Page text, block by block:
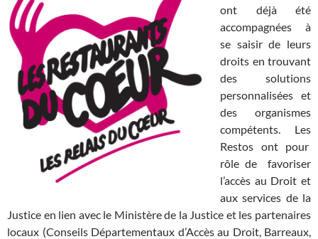
ont déjà été
accompagnées à
se saisir de leurs
droits en trouvant
des solutions
personnalisées et
des organismes
compétents. Les
Restos ont pour
rôle de favoriser
l’accès au Droit et
aux services de la
Justice en lien avec le Ministère de la Justice et les partenaires
locaux (Conseils Départementaux d’Accès au Droit, Barreaux,